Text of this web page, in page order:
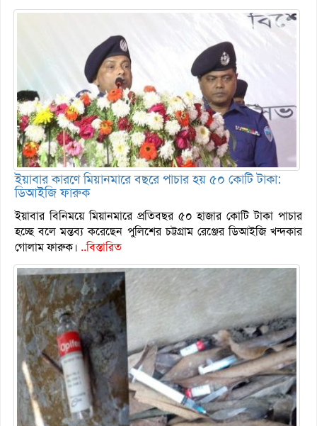
ইয়াবার কারণে মিয়ানমারে বছরে পাচার হয় ৫০ কোটি টাকা:
ডিআইজি ফারুক
ইয়াবার বিনিময়ে মিয়ানমারে প্রতিবছর ৫০ হাজার কোটি টাকা পাচার
হচ্ছে বলে মন্তব্য করেছেন পুলিশের চট্টগ্রাম রেঞ্জের ডিআইজি খন্দকার
গোলাম ফারুক। ..বিস্তারিত